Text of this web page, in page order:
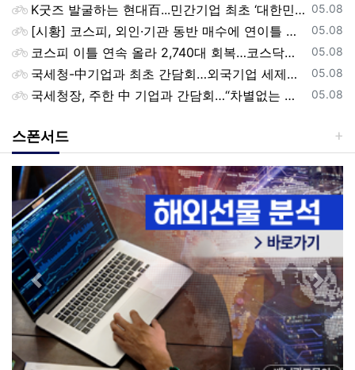
등록일
05.08
K굿즈 발굴하는 현대百...민간기업 최초 ‘대한민국 관광공모전’ 후원
등록일
05.08
[시황] 코스피, 외인·기관 동반 매수에 연이틀 상승…2745.05 마감
등록일
05.08
코스피 이틀 연속 올라 2,740대 회복…코스닥은 강보합(종합)
등록일
05.08
국세청-中기업과 최초 간담회…외국기업 세제혜택 등 논의
등록일
05.08
국세청장, 주한 中 기업과 간담회…“차별없는 공정과세 약속”
스폰서드
Previous Next